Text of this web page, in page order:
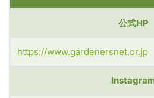
公式HP
https://www.gardenersnet.or.jp